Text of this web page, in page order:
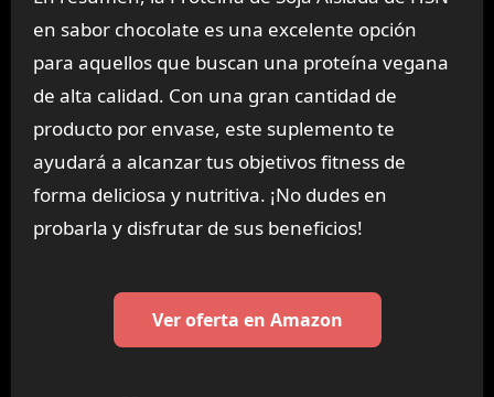
en sabor chocolate es una excelente opción
para aquellos que buscan una proteína vegana
de alta calidad. Con una gran cantidad de
producto por envase, este suplemento te
ayudará a alcanzar tus objetivos fitness de
forma deliciosa y nutritiva. ¡No dudes en
probarla y disfrutar de sus beneficios!
Ver oferta en Amazon